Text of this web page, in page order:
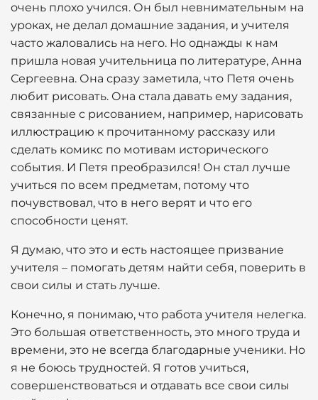
очень плохо учился. Он был невнимательным на
уроках, не делал домашние задания, и учителя
часто жаловались на него. Но однажды к нам
пришла новая учительница по литературе, Анна
Сергеевна. Она сразу заметила, что Петя очень
любит рисовать. Она стала давать ему задания,
связанные с рисованием, например, нарисовать
иллюстрацию к прочитанному рассказу или
сделать комикс по мотивам исторического
события. И Петя преобразился! Он стал лучше
учиться по всем предметам, потому что
почувствовал, что в него верят и что его
способности ценят.
Я думаю, что это и есть настоящее призвание
учителя – помогать детям найти себя, поверить в
свои силы и стать лучше.
Конечно, я понимаю, что работа учителя нелегка.
Это большая ответственность, это много труда и
времени, это не всегда благодарные ученики. Но
я не боюсь трудностей. Я готов учиться,
совершенствоваться и отдавать все свои силы